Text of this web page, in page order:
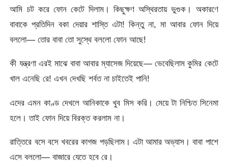
আমি চট করে ফোন কেটে দিলাম। কিছুক্ষণ অস্থিরতায় ভুগুক। অকারণে
বাবাকে প্রতিদিন বকা দেয়ার শাস্তি এটা! কিন্তু না, মা আবার ফোন দিয়ে
বললো— তোর বাবা তো সুস্থে বললো ফোন আছে!
কী যন্ত্রণা এরই মাঝে বাবা আবার ম্যাসেজ দিয়েছে— ভেবেছিলাম কুমির কেটে
খাল এনেছি রে! এখন দেখছি শর্বত না চাইতেই পানি!
এদের এমন কাণ্ড দেখলে আনিকাকে খুব মিস করি। মেয়ে টা নিশ্চিত সিনেমা
হলে। তাই ফোন দিয়ে বিরক্ত করলাম না।
রাত্তিরে বসে বসে খবরের কাগজ পড়ছিলাম। এটা আমার অভ্যাস। বাবা পাশে
এসে বললো— বাজারে যেতে হবে রে।